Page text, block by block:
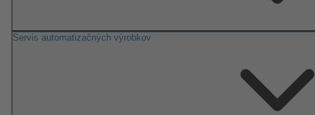
Servis automatizačných výrobkov